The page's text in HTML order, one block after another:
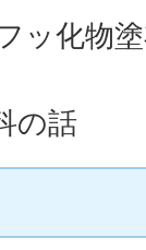
ッ化物
の話